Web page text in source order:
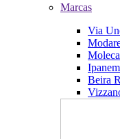
Marcas
Via
Moleca
Beira